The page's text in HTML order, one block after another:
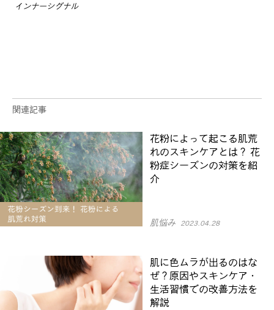
インナーシグナル
関連記事
花粉によって起こる肌荒
れのスキンケアとは？ 花
粉症シーズンの対策を紹
介
肌悩み 2023.04.28
肌に色ムラが出るのはな
ぜ？原因やスキンケア・
生活習慣での改善方法を
解説